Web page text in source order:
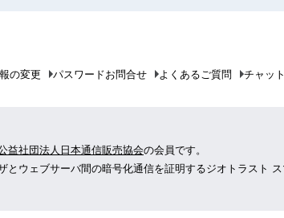
の変更 パスワードお問合せ よくあるご質問 チャッ
益社団法人日本通信販売協会の会員です。
とウェブサーバ間の暗号化通信を証明するジオトラスト ス